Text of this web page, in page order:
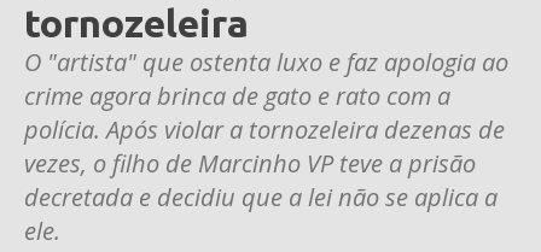
tornozeleira
O "artista" que ostenta luxo e faz apologia ao
crime agora brinca de gato e rato com a
polícia. Após violar a tornozeleira dezenas de
vezes, o filho de Marcinho VP teve a prisão
decretada e decidiu que a lei não se aplica a
ele.